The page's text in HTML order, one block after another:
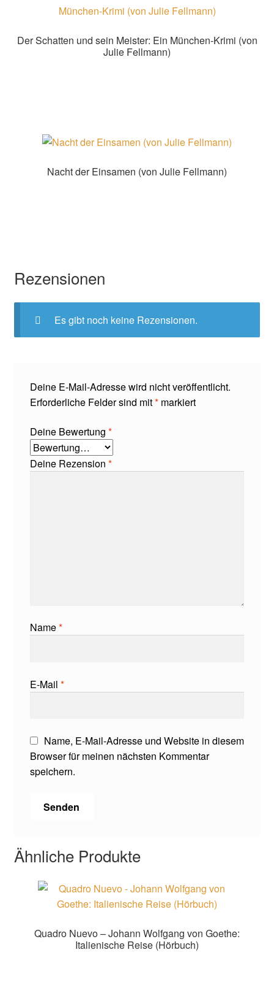
Der Schatten und sein Meister: Ein München-Krimi (von
Julie Fellmann)
Nacht der Einsamen (von Julie Fellmann)
Rezensionen
Es gibt noch keine Rezensionen.
Deine E-Mail-Adresse wird nicht veröffentlicht.
Erforderliche Felder sind mit*markiert
Deine Bewertung *
Deine Rezension *
Name*
E-Mail *
Name, E-Mail-Adresse und Website in diesem
Browser für meinen nächsten Kommentar
speichern.
Ähnliche Produkte
Quadro Nuevo – Johann Wolfgang von Goethe:
Italienische Reise (Hörbuch)